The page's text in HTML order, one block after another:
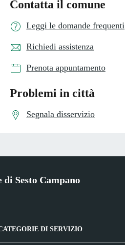
Contatta il comune
Leggi le domande frequenti
Richiedi assistenza
Prenota appuntamento
Problemi in città
Segnala disservizio
di Sesto Campano
DI SERVIZIO